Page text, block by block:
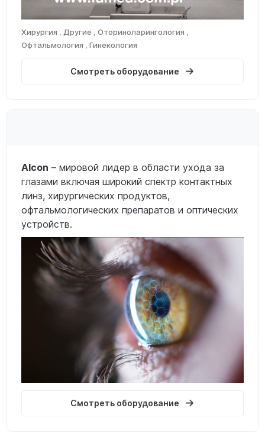
Хирургия , Другие , Оториноларингология ,
Офтальмология , Гинекология
Смотреть оборудование
Alcon – мировой лидер в области ухода за
глазами включая широкий спектр контактных
линз, хирургических продуктов,
офтальмологических препаратов и оптических
устройств.
Смотреть оборудование